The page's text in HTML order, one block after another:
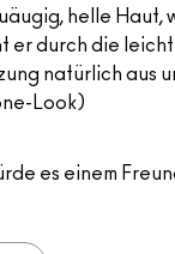
helle Haut,
er durch die
natürlich aus
Look)
es einem